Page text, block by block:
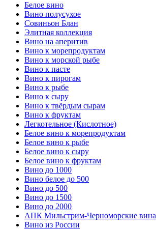
Белое вино
Вино полусухое
Совиньон Блан
Элитная коллекция
Вино на аперитив
Вино к морепродуктам
Вино к морской рыбе
Вино к пасте
Вино к пирогам
Вино к рыбе
Вино к сыру
Вино к твёрдым сырам
Вино к фруктам
Легкотельное (Кислотное)
Белое вино к морепродуктам
Белое вино к рыбе
Белое вино к сыру
Белое вино к фруктам
Вино до 1000
Вино белое до 500
Вино до 500
Вино до 1500
Вино до 2000
АПК Мильстрим-Черноморские вина
Вино из России